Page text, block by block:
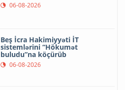
06-08-2026
Beş İcra Hakimiyyəti İT
sistemlərini “Hökumət
buludu”na köçürüb
06-08-2026